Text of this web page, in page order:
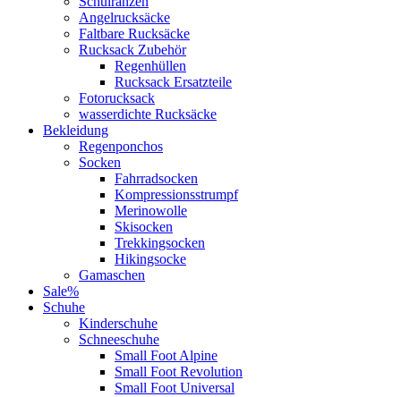
Angelrucksäcke
Faltbare Rucksäcke
Rucksack Zubehör
Regenhüllen
Rucksack Ersatzteile
Fotorucksack
wasserdichte Rucksäcke
Bekleidung
Regenponchos
Socken
Fahrradsocken
Kompressionsstrumpf
Merinowolle
Skisocken
Trekkingsocken
Hikingsocke
Gamaschen
Sale%
Schuhe
Kinderschuhe
Schneeschuhe
Small Foot Alpine
Small Foot Revolution
Small Foot Universal